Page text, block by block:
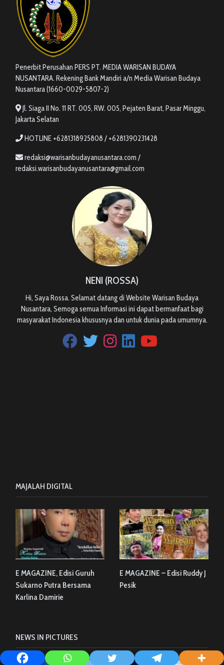
Penerbit Perusahan PERS PT. MEDIA WARISAN BUDAYA
NUSANTARA. Rekening Bank Mandiri a/n Media Warisan Budaya
Nusantara (1660-0029-5807-2)
Jl. Siaga II No. 11 RT. 005, RW. 005, Pejaten Barat, Pasar Minggu,
Jakarta Selatan
HOTLINE +6281318925808 / +6281390231428
redaksi@warisanbudayanusantara.com /
redaksi.warisanbudayanusantara@gmail.com
NENI (ROSSA)
Hi, Saya Rossa. Selamat datang di Website Warisan Budaya
Nusantara, Semoga semua Informasi ini dapat bermanfaat bagi
masyarakat Indonesia khususnya dan untuk dunia pada umumnya.
MAJALAH DIGITAL
E MAGAZINE, Edisi Guruh
Sukarno Putra Bersama
Karlina Damirie
E MAGAZINE – Edisi Ruddy J
Pesik
NEWS IN PICTURES